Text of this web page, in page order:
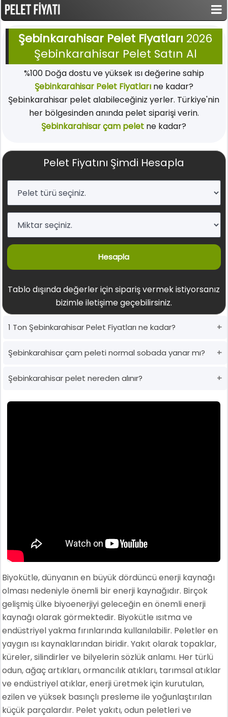
Şebinkarahisar Pelet Fiyatları 2026
Şebinkarahisar Pelet Satın Al
%100 Doğa dostu ve yüksek ısı değerine sahip
Şebinkarahisar Pelet Fiyatlarıne kadar?
Şebinkarahisar pelet alabileceğiniz yerler. Türkiye'nin
her bölgesinden anında pelet siparişi verin.
Şebinkarahisar çam pelet ne kadar?
Pelet Fiyatını Şimdi Hesapla
Hesapla
Tablo dışında değerler için sipariş vermek istiyorsanız
bizimle iletişime geçebilirsiniz.
1 Ton Şebinkarahisar Pelet Fiyatları ne kadar?
Şebinkarahisar çam peleti normal sobada yanar mı?
Şebinkarahisar pelet nereden alınır?
Biyokütle, dünyanın en büyük dördüncü enerji kaynağı
olması nedeniyle önemli bir enerji kaynağıdır. Birçok
gelişmiş ülke biyoenerjiyi geleceğin en önemli enerji
kaynağı olarak görmektedir. Biyokütle ısıtma ve
endüstriyel yakma fırınlarında kullanılabilir. Peletler en
yaygın ısı kaynaklarından biridir. Yakıt olarak topaklar,
küreler, silindirler ve bilyelerin sözlük anlamı. Her türlü
odun, ağaç artıkları, ormancılık atıkları, tarımsal atıklar
ve endüstriyel atıklar, enerji üretmek için kurutulan,
ezilen ve yüksek basınçlı presleme ile yoğunlaştırılan
küçük parçalardır. Pelet yakıtı, odun peletleri ve